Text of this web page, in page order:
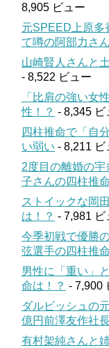
8,905 ビュー
元SPEED上原多
て噂の阿部力さ
山崎賢人さんと
- 8,522 ビュー
「比肩の強い女
性！？ - 8,345 ビ
四柱推命で「自
い弱い - 8,211 ビ
2度目の離婚の
子さんの四柱推
ストイックな岡
は！？ - 7,981 ビ
今季初戦で優勝
弦選手の四柱推
男性に「重い」
命は！？ - 7,900
ダルビッシュの
億円前澤友作社
有村架純さんと